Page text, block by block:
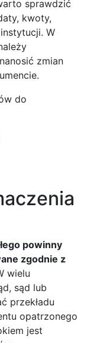
sprawdzić
kwoty,
W
zmian
powinny
zgodnie z
wielu
sąd lub
przekładu
opatrzonego
jest